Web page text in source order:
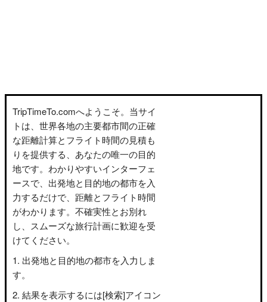
TripTimeTo.comへようこそ。当サイ
トは、世界各地の主要都市間の正確
な距離計算とフライト時間の見積も
りを提供する、あなたの唯一の目的
地です。わかりやすいインターフェ
ースで、出発地と目的地の都市を入
力するだけで、距離とフライト時間
がわかります。不確実性とお別れ
し、スムーズな旅行計画に歓迎を受
けてください。
出発地と目的地の都市を入力しま
す。
結果を表示するには[検索]アイコン